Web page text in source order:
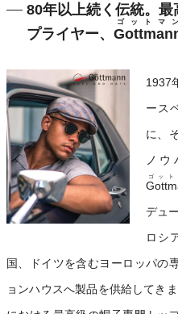
80年以上続く伝統。
プライヤー、
ゴットマン
1937
ース
に、
ノ
ゴット
デュ
ロシ
国、ドイツを含むヨーロッパの
ョンハウスへ製品を供給してきま